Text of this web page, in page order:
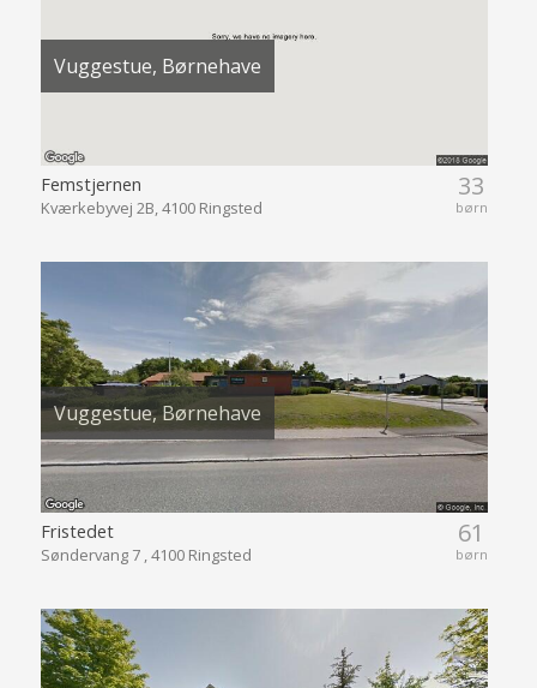
Vuggestue, Børnehave
33
børn
Femstjernen
Kværkebyvej 2B, 4100 Ringsted
Vuggestue, Børnehave
61
børn
Fristedet
Søndervang 7 , 4100 Ringsted